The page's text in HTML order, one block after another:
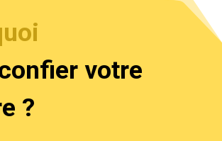
votre
?